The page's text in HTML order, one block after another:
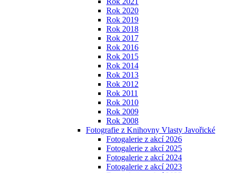
Rok 2020
Rok 2019
Rok 2018
Rok 2017
Rok 2016
Rok 2015
Rok 2014
Rok 2013
Rok 2012
Rok 2011
Rok 2010
Rok 2009
Rok 2008
Fotografie z Knihovny Vlasty Javořické
Fotogalerie z akcí 2026
Fotogalerie z akcí 2025
Fotogalerie z akcí 2024
Fotogalerie z akcí 2023